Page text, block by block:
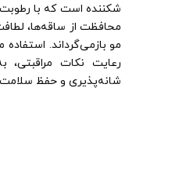
شکننده است که با
محافظت از ساقه‌ها،
مو بازمی‌گرداند. استفاده
رعایت نکات مراقبتی،
شانه‌پذیری و حفظ